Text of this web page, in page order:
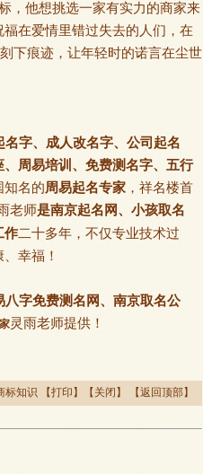
，他想挑选一家有实力的商家来
在爱情里错过失去的人们，在
下痕迹，让年轻时的诺言在尘世
名字、成人改名字、公司起名
周易培训、免费测名字、五行
知名的周易起名专家 ，祥名楼首
老师是南京起名网、小孩取名
作二十多年，不仅专业技术过
幸福！
字免费测名网、南京取名公
灵雨老师提供！
标知识 【打印 】【 关闭 】 【返回顶部】